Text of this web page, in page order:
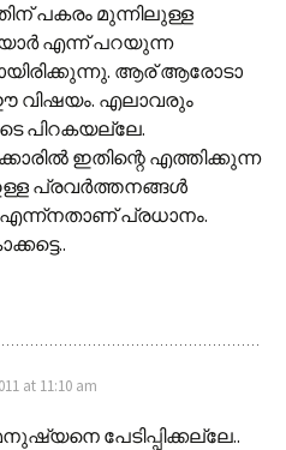
പകരം മുന്നിലുള്ള
എന്ന് പറയുന്ന
ആര് ആരോടാ
വിഷയം. എലാവരും
പിറകയല്ലേ.
ഇതിന്റെ എത്തിക്കുന്ന
പ്രവര്‍ത്തനങ്ങള്‍
പ്രധാനം.
at 11:10 am
പേടിപ്പിക്കല്ലേ..